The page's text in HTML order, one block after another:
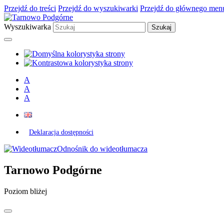
Przejdź do treści Przejdź do wyszukiwarki Przejdź do głównego
Wyszukiwarka
A
A
A
Deklaracja dostępności
Odnośnik do wideotłumacza
Tarnowo Podgórne
Poziom bliżej